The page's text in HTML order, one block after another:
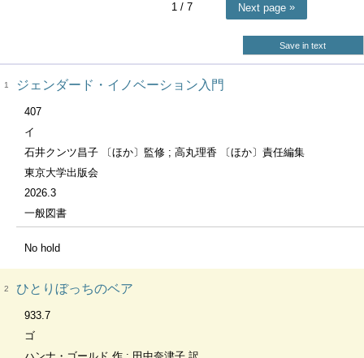
1 / 7 Next page
Save in text
1 ジェンダード・イノベーション入門
407
イ
石井クンツ昌子 〔ほか〕監修 ; 高丸理香 〔ほか〕責任編集
東京大学出版会
2026.3
一般図書
No hold
2 ひとりぼっちのベア
933.7
ゴ